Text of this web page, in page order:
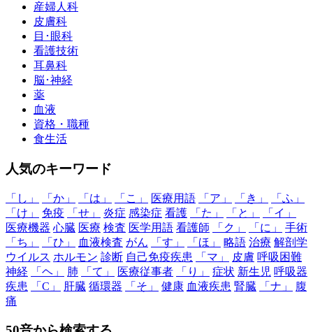
産婦人科
皮膚科
目･眼科
看護技術
耳鼻科
脳･神経
薬
血液
資格・職種
食生活
人気のキーワード
「し」 「か」 「は」 「こ」 医療用語 「ア」 「き」
「ふ」
「け」
免疫 「せ」 炎症 感染症 看護 「た」 「と」
「イ」
医療機器 心臓 医療 検査 医学用語 看護師 「ク」 「に」
手術
「ち」
「ひ」 血液検査 がん 「す」 「ほ」 略語 治療 解剖学
ウイルス ホルモン 診断 自己免疫疾患 「マ」 皮膚 呼吸困難
神経
「ヘ」 肺 「て」 医療従事者 「り」 症状 新生児 呼吸器
疾患
「C」 肝臓 循環器 「そ」 健康 血液疾患 腎臓 「ナ」
腹
痛